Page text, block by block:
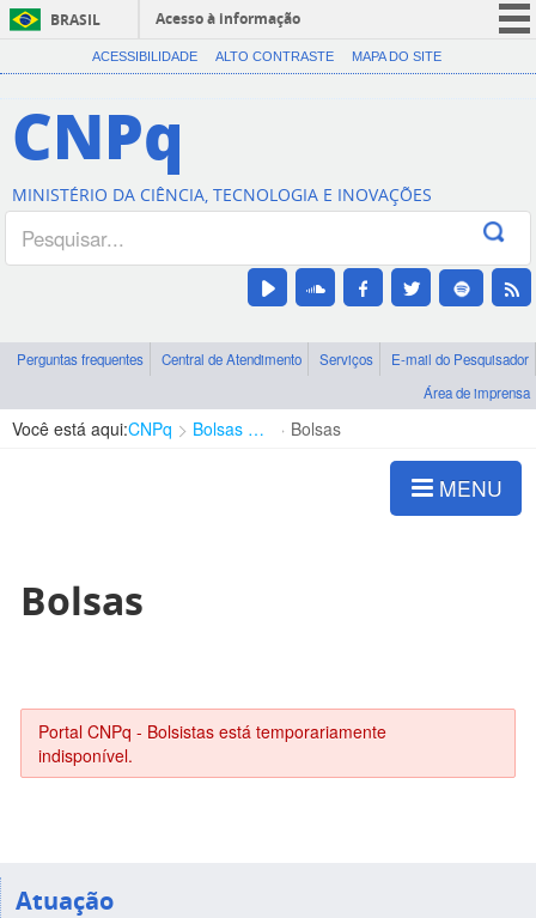
BRASIL
Acesso à informação
CORONAVÍRUS (COVID-19)
Canais
ACESSIBILIDADE ALTO CONTRASTE MAPA DO SITE
CNPq
MINISTÉRIO DA CIÊNCIA, TECNOLOGIA E INOVAÇÕES
Perguntas frequentes Central de Atendimento Serviços
E-mail do Pesquisador
Área de imprensa
Você está aqui:CNPq Bolsas e Auxílios Vigentes Bolsas
MENU
Bolsas
Portal CNPq - Bolsistas está temporariamente
indisponível.
Atuação